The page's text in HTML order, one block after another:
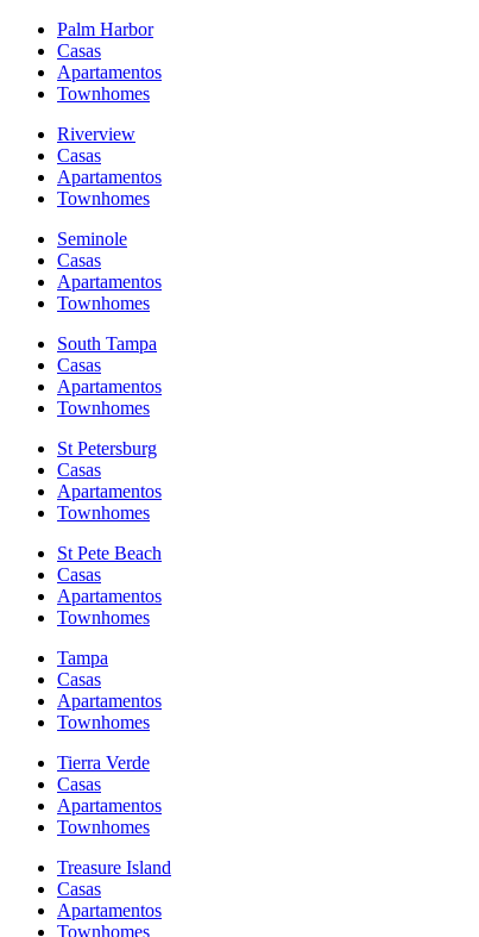
Palm Harbor
Casas
Apartamentos
Townhomes
Riverview
Casas
Apartamentos
Townhomes
Seminole
Casas
Apartamentos
Townhomes
South Tampa
Casas
Apartamentos
Townhomes
St Petersburg
Casas
Apartamentos
Townhomes
St Pete Beach
Casas
Apartamentos
Townhomes
Tampa
Casas
Apartamentos
Townhomes
Tierra Verde
Casas
Apartamentos
Townhomes
Treasure Island
Casas
Apartamentos
Townhomes